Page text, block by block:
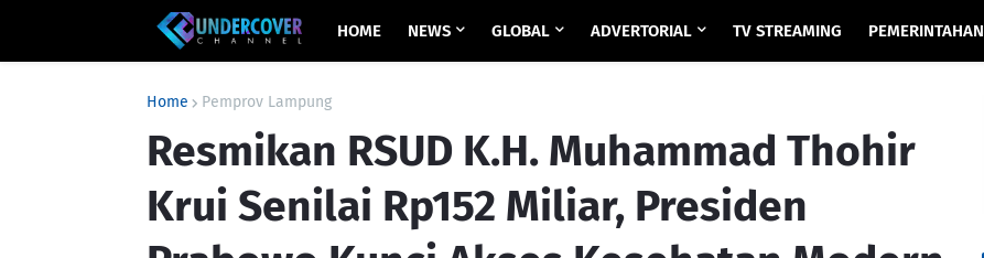
HOME NEWS GLOBAL ADVERTORIAL TV STREAMING PEMERINTAHAN
Home Pemprov Lampung
Resmikan RSUD K.H. Muhammad Thohir
Krui Senilai Rp152 Miliar, Presiden